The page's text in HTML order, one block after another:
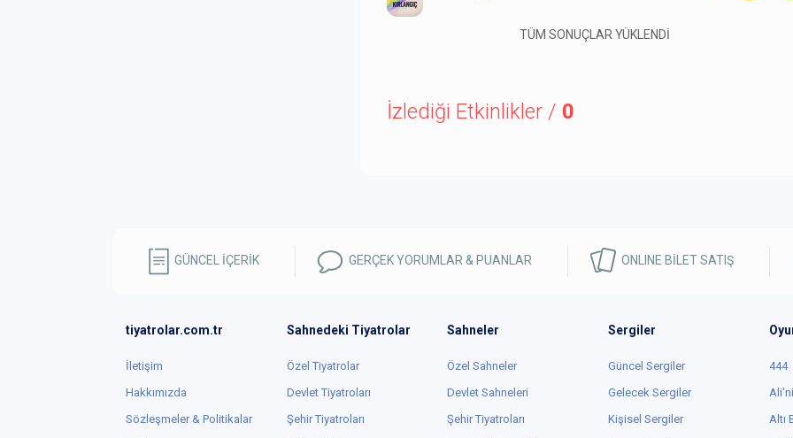
TÜM SONUÇLAR YÜKLENDİ
İzlediği Etkinlikler / 0
GÜNCEL İÇERİK GERÇEK YORUMLAR & PUANLAR ONLINE BİLET SATIŞ
tiyatrolar.com.tr
İletişim
Hakkımızda
Sözleşmeler & Politikalar
Sahnedeki Tiyatrolar
Özel Tiyatrolar
Devlet Tiyatroları
Şehir Tiyatroları
Sahneler
Özel Sahneler
Devlet Sahneleri
Şehir Tiyatroları
Sergiler
Güncel Sergiler
Gelecek Sergiler
Kişisel Sergiler
444
Altı